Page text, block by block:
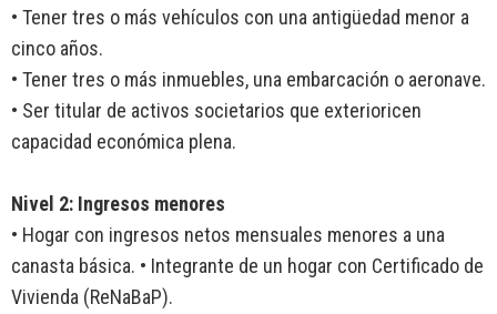
• Tener tres o más vehículos con una antigüedad menor a
cinco años.
• Tener tres o más inmuebles, una embarcación o aeronave.
• Ser titular de activos societarios que exterioricen
capacidad económica plena.
Nivel 2: Ingresos menores
• Hogar con ingresos netos mensuales menores a una
canasta básica. • Integrante de un hogar con Certificado de
Vivienda (ReNaBaP).